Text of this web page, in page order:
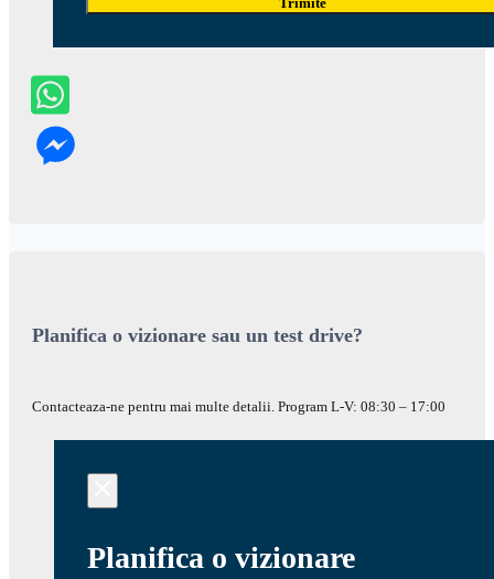
Planifica o vizionare sau un test drive?
Contacteaza-ne pentru mai multe detalii. Program L-V: 08:30 – 17:00
Planifica o vizionare